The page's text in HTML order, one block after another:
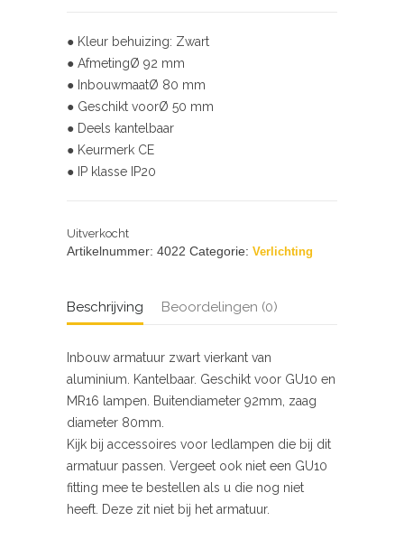
● Kleur behuizing: Zwart
● AfmetingØ 92 mm
● InbouwmaatØ 80 mm
● Geschikt voorØ 50 mm
● Deels kantelbaar
● Keurmerk CE
● IP klasse IP20
Uitverkocht
Artikelnummer: 4022 Categorie: Verlichting
Beschrijving Beoordelingen (0)
Inbouw armatuur zwart vierkant van
aluminium. Kantelbaar. Geschikt voor GU10 en
MR16 lampen. Buitendiameter 92mm, zaag
diameter 80mm.
Kijk bij accessoires voor ledlampen die bij dit
armatuur passen. Vergeet ook niet een GU10
fitting mee te bestellen als u die nog niet
heeft. Deze zit niet bij het armatuur.